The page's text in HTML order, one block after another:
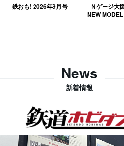
鉄おも! 2026年9月号
Ｎゲージ大
NEW
News
新着情報